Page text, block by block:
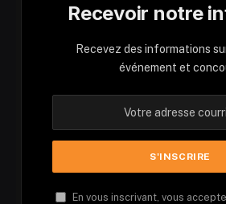
Recevoir notre
Recevez des informations
événement et
En vous inscrivant, vous